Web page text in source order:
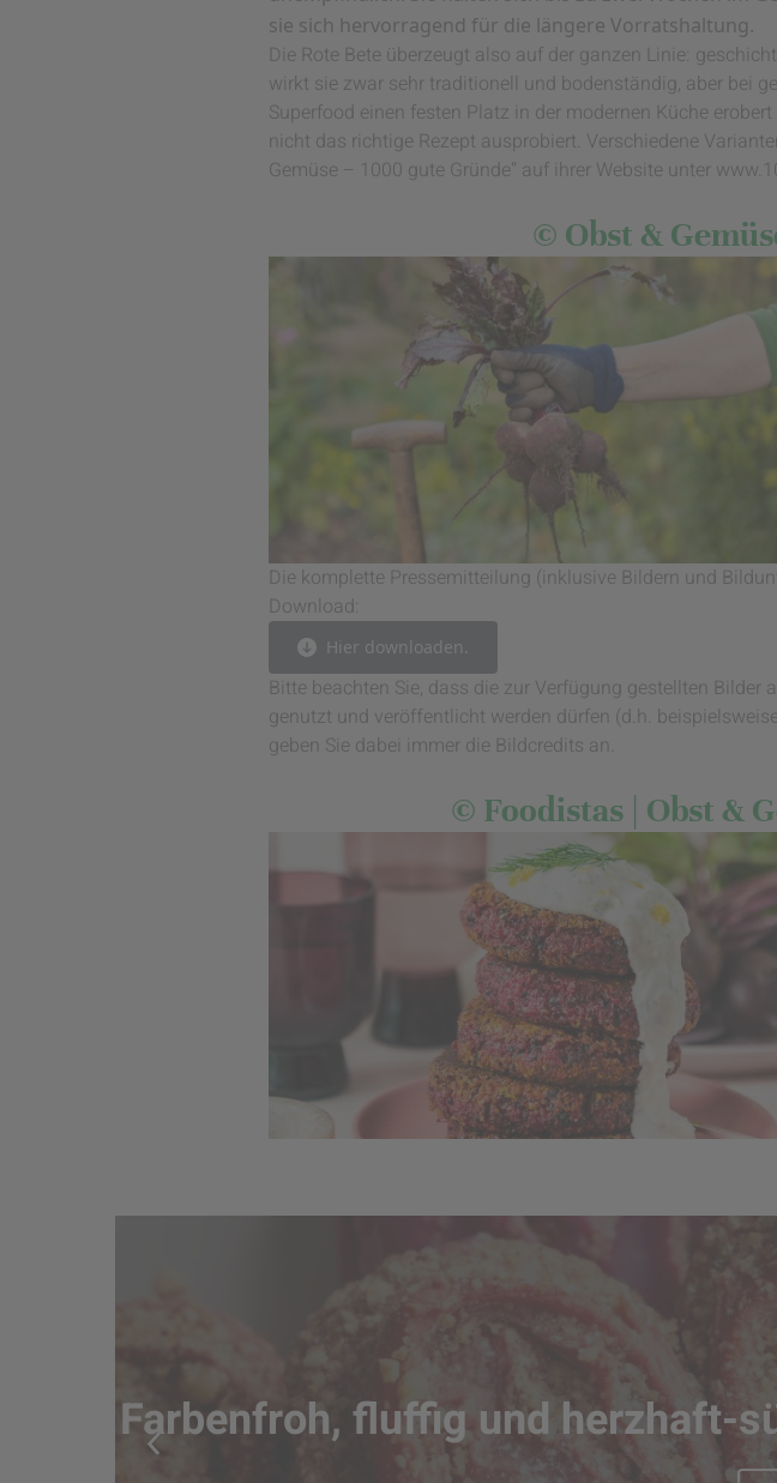
sie sich hervorragend für die längere Vorratshaltung.
Die Rote Bete überzeugt also auf der ganzen Linie:
wirkt sie zwar sehr traditionell und bodenständig, aber bei
Superfood einen festen Platz in der modernen Küche
nicht das richtige Rezept ausprobiert. Verschiedene
Gemüse – 1000 gute Gründe“ auf ihrer Website unter
© Obst &
Die komplette Pressemitteilung (inklusive Bildern und
Download:
Hier downloaden.
Bitte beachten Sie, dass die zur Verfügung gestellten
genutzt und veröffentlicht werden dürfen (d.h.
geben Sie dabei immer die Bildcredits an.
© Foodistas | Obst &
Farbenfroh, fluffig und herzhaft-